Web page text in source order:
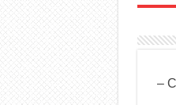
ל־CFMOTO 800MT-X –